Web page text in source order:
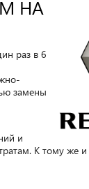
НА
раз в 6
замены
и
К тому же и